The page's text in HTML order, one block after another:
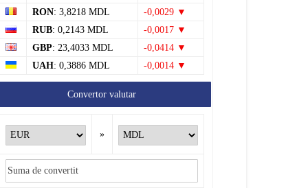
RON: 3,8218 MDL
-0,0029 ▼
RUB: 0,2143 MDL
-0,0017 ▼
GBP: 23,4033 MDL
-0,0414 ▼
UAH: 0,3886 MDL -0,0014 ▼
Convertor valutar
»